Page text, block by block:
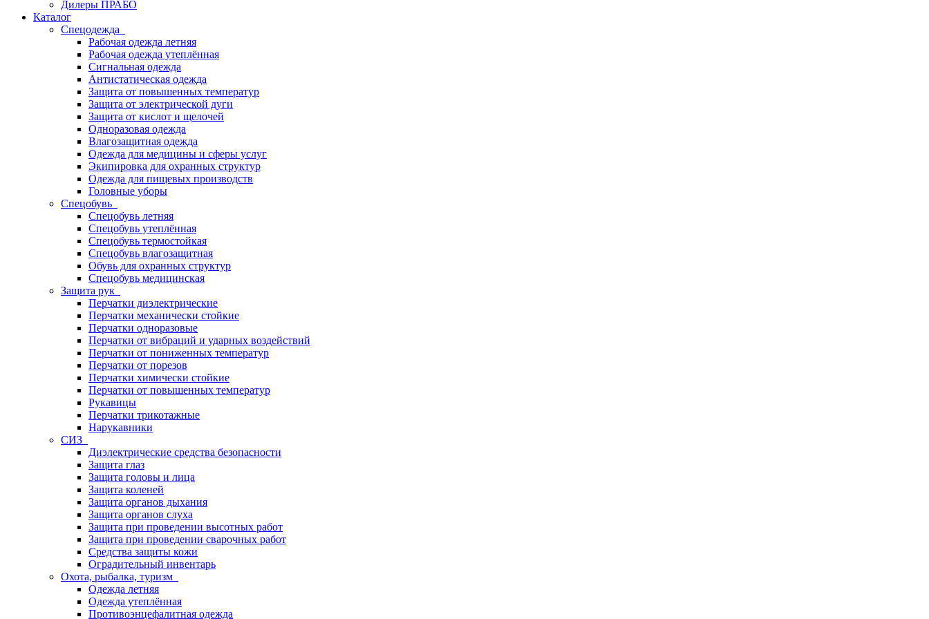
Дилеры ПРАБО
Каталог
Спецодежда
Рабочая одежда летняя
Рабочая одежда утеплённая
Сигнальная одежда
Антистатическая одежда
Защита от повышенных температур
Защита от электрической дуги
Защита от кислот и щелочей
Одноразовая одежда
Влагозащитная одежда
Одежда для медицины и сферы услуг
Экипировка для охранных структур
Одежда для пищевых производств
Головные уборы
Спецобувь
Спецобувь летняя
Спецобувь утеплённая
Спецобувь термостойкая
Спецобувь влагозащитная
Обувь для охранных структур
Спецобувь медицинская
Защита рук
Перчатки диэлектрические
Перчатки механически стойкие
Перчатки одноразовые
Перчатки от вибраций и ударных воздействий
Перчатки от пониженных температур
Перчатки от порезов
Перчатки химически стойкие
Перчатки от повышенных температур
Рукавицы
Перчатки трикотажные
Нарукавники
СИЗ
Диэлектрические средства безопасности
Защита глаз
Защита головы и лица
Защита коленей
Защита органов дыхания
Защита органов слуха
Защита при проведении высотных работ
Защита при проведении сварочных работ
Средства защиты кожи
Оградительный инвентарь
Охота, рыбалка, туризм
Одежда летняя
Одежда утеплённая
Противоэнцефалитная одежда